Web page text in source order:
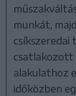
munkát,
csatlakozott
alakulathoz
időközben